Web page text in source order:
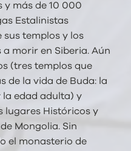
y más de 10 000
Estalinistas
templos y los
morir en Siberia. Aún
(tres templos que
de la vida de Buda: la
la edad adulta) y
lugares Históricos y
Mongolia. Sin
el monasterio de